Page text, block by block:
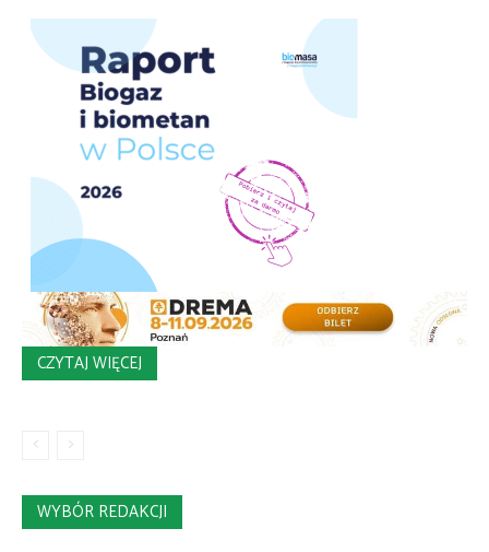
CZYTAJ WIĘCEJ
WYBÓR REDAKCJI